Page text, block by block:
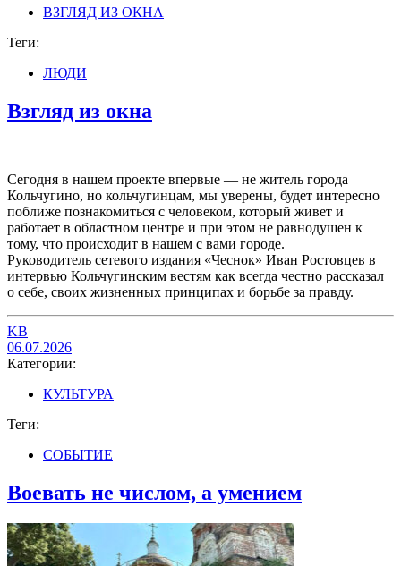
ВЗГЛЯД ИЗ ОКНА
Теги:
ЛЮДИ
Взгляд из окна
Сегодня в нашем проекте впервые — не житель города
Кольчугино, но кольчугинцам, мы уверены, будет интересно
поближе познакомиться с человеком, который живет и
работает в областном центре и при этом не равнодушен к
тому, что происходит в нашем с вами городе.
Руководитель сетевого издания «Чеснок» Иван Ростовцев в
интервью Кольчугинским вестям как всегда честно рассказал
о себе, своих жизненных принципах и борьбе за правду.
KB
06.07.2026
Категории:
КУЛЬТУРА
Теги:
СОБЫТИЕ
Воевать не числом, а умением